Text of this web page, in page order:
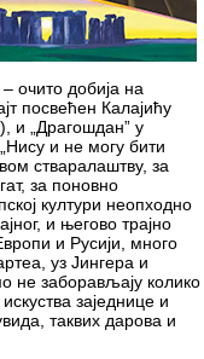
очито добија на
посвећен Калајићу
и „Драгошдан” у
. „Нису и не могу бити
стваралаштву, за
за поновно
култури неопходно
и његово трајно
и Русији, много
уз Јингера и
не заборављају колико
заједнице и
таквих дарова и